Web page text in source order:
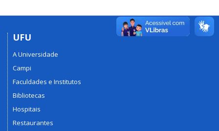
UFU
A Universidade
Campi
Faculdades e Institutos
Bibliotecas
Hospitais
Restaurantes